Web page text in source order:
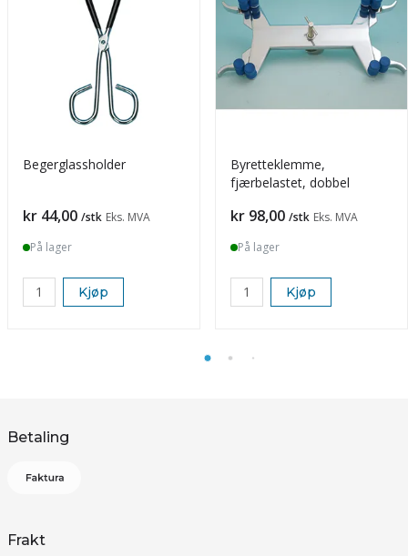
Begerglassholder
Pris
kr 44,00 /stk Eks. MVA
På lager
Kjøp
Byretteklemme,
fjærbelastet, dobbel
Pris
kr 98,00 /stk Eks. MVA
På lager
Kjøp
Betaling
Frakt